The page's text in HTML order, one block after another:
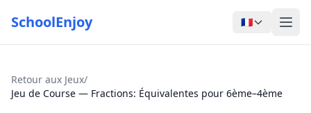
SchoolEnjoy 🇫🇷
Retour aux Jeux/
Jeu de Course — Fractions: Équivalentes pour 6ème–4ème